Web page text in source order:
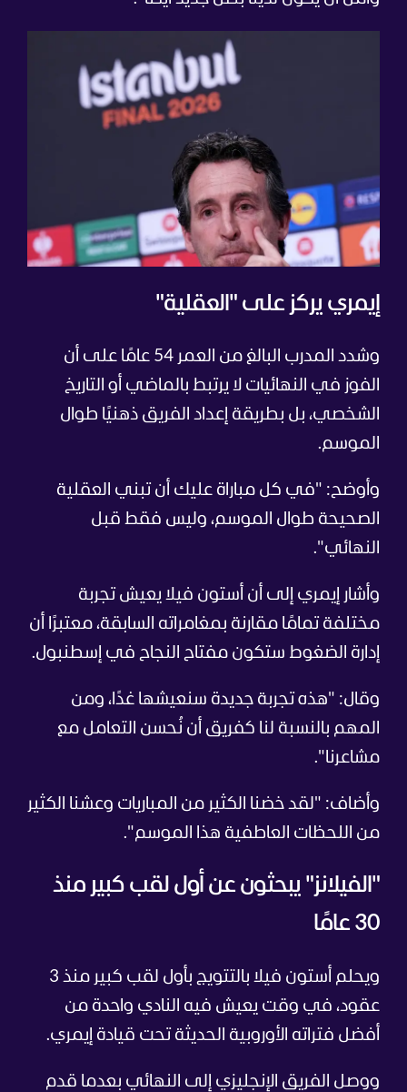
إيمري يركز على "العقلية"
وشدد المدرب البالغ من العمر 54 عامًا على أن
الفوز في النهائيات لا يرتبط بالماضي أو التاريخ
الشخصي، بل بطريقة إعداد الفريق ذهنيًا طوال
الموسم.
وأوضح: "في كل مباراة عليك أن تبني العقلية
الصحيحة طوال الموسم، وليس فقط قبل
النهائي".
وأشار إيمري إلى أن أستون فيلا يعيش تجربة
مختلفة تمامًا مقارنة بمغامراته السابقة، معتبرًا أن
إدارة الضغوط ستكون مفتاح النجاح في إسطنبول.
وقال: "هذه تجربة جديدة سنعيشها غدًا، ومن
المهم بالنسبة لنا كفريق أن نُحسن التعامل مع
مشاعرنا".
وأضاف: "لقد خضنا الكثير من المباريات وعشنا الكثير
من اللحظات العاطفية هذا الموسم".
"الفيلانز" يبحثون عن أول لقب كبير منذ
30 عامًا
ويحلم أستون فيلا بالتتويج بأول لقب كبير منذ 3
عقود، في وقت يعيش فيه النادي واحدة من
أفضل فتراته الأوروبية الحديثة تحت قيادة إيمري.
ووصل الفريق الإنجليزي إلى النهائي بعدما قدم